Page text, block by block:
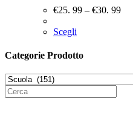
€25. 99 – €30. 99
Scegli
Categorie Prodotto